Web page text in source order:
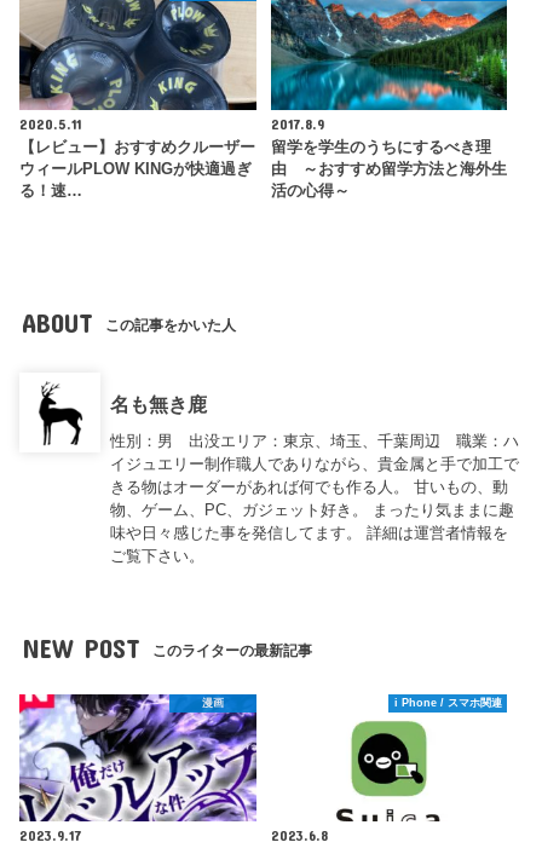
2020.5.11
【レビュー】おすすめクルーザー
ウィールPLOW KINGが快適過ぎ
る！速…
2017.8.9
留学を学生のうちにするべき理
由 ～おすすめ留学方法と海外生
活の心得～
ABOUT この記事をかいた人
名も無き鹿
性別：男 出没エリア：東京、埼玉、千葉周辺 職業：ハ
イジュエリー制作職人でありながら、貴金属と手で加工で
きる物はオーダーがあれば何でも作る人。 甘いもの、動
物、ゲーム、PC、ガジェット好き。 まったり気ままに趣
味や日々感じた事を発信してます。 詳細は運営者情報を
ご覧下さい。
NEW POST このライターの最新記事
漫画
2023.9.17
i Phone / スマホ関連
2023.6.8